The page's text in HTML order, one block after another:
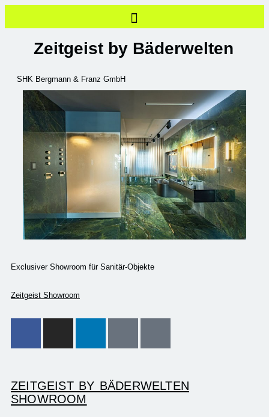
ZEITGEIST BY BÄDERWELTEN
SHOWROOM
Zeitgeist by Bäderwelten
SHK Bergmann & Franz GmbH
Exclusiver Showroom für Sanitär-Objekte
Zeitgeist Showroom